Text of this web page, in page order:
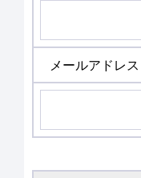
メールアドレス